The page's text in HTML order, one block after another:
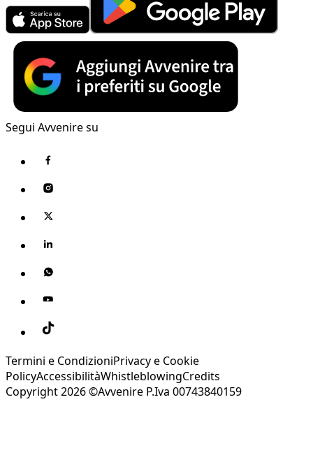
Segui Avvenire su
Termini e CondizioniPrivacy e Cookie
PolicyAccessibilitàWhistleblowingCredits
Copyright 2026 ©Avvenire P.Iva 00743840159